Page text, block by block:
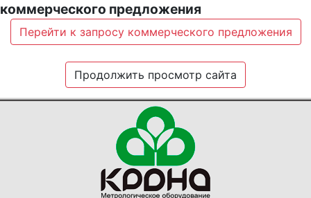
коммерческого предложения
Перейти к запросу коммерческого предложения
Продолжить просмотр сайта